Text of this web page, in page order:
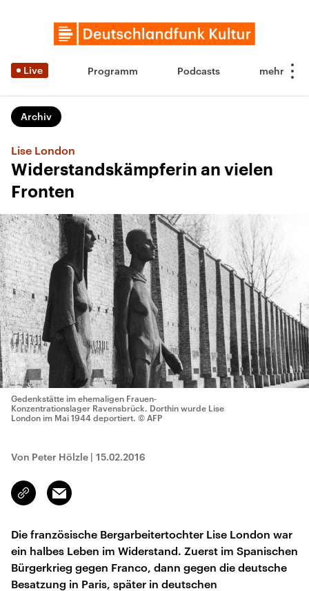
Live Programm Podcasts
Archiv
Lise London
Widerstandskämpferin an vielen
Fronten
Gedenkstätte im ehemaligen Frauen-
Konzentrationslager Ravensbrück. Dorthin wurde Lise
London im Mai 1944 deportiert. © AFP
Von Peter Hölzle | 15.02.2016
Link
kopieren/teilen
Email
Die französische Bergarbeitertochter Lise London war
ein halbes Leben im Widerstand. Zuerst im Spanischen
Bürgerkrieg gegen Franco, dann gegen die deutsche
Besatzung in Paris, später in deutschen